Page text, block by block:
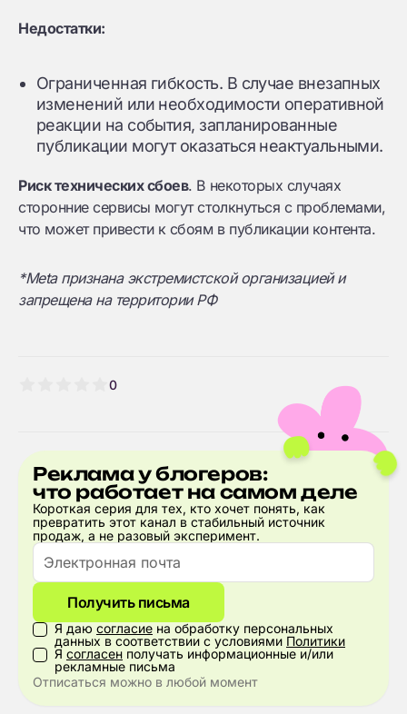
Недостатки:
Ограниченная гибкость. В случае внезапных
изменений или необходимости оперативной
реакции на события, запланированные
публикации могут оказаться неактуальными.
Риск технических сбоев. В некоторых случаях
сторонние сервисы могут столкнуться с проблемами,
что может привести к сбоям в публикации контента.
*Meta признана экстремистской организацией и
запрещена на территории РФ
0
Реклама у блогеров:
что работает на самом деле
Короткая серия для тех, кто хочет понять, как
превратить этот канал в стабильный источник
продаж, а не разовый эксперимент.
Получить письма
Я даю согласие на обработку персональных
данных в соответствии с условиями Политики
Я согласен получать информационные и/или
рекламные письма
Отписаться можно в любой момент